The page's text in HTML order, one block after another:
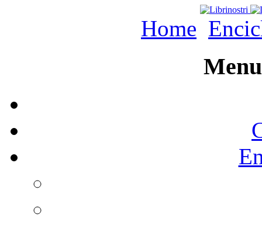
Home